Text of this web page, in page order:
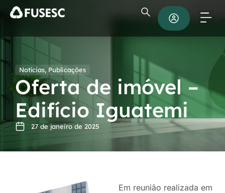
Notícias, Publicações
Oferta de imóvel –
Edifício Iguatemi
27 de janeiro de 2025
Em reunião realizada em